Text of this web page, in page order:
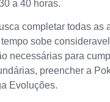
a 40 horas.
completar todas as
sobe
necessárias para
preencher a
Evoluções.